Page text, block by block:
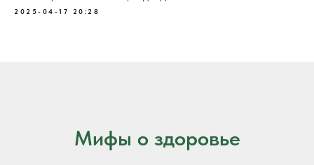
2025-04-17 20:28
Мифы о здоровье